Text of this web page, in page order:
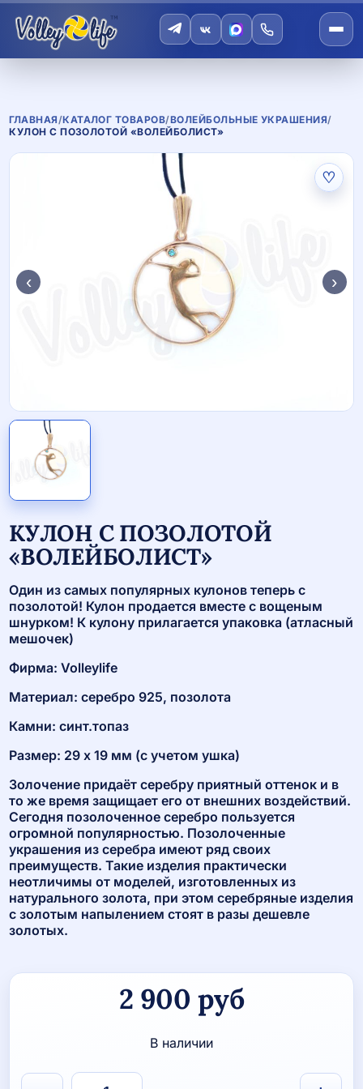
ГЛАВНАЯ/КАТАЛОГ ТОВАРОВ/ВОЛЕЙБОЛЬНЫЕ УКРАШЕНИЯ/
КУЛОН С ПОЗОЛОТОЙ «ВОЛЕЙБОЛИСТ»
♡
‹ ›
КУЛОН С ПОЗОЛОТОЙ
«ВОЛЕЙБОЛИСТ»
Один из самых популярных кулонов теперь с
позолотой! Кулон продается вместе с вощеным
шнурком! К кулону прилагается упаковка (атласный
мешочек)
Фирма: Volleylife
Материал: серебро 925, позолота
Камни: синт.топаз
Размер: 29 х 19 мм (с учетом ушка)
Золочение придаёт серебру приятный оттенок и в
то же время защищает его от внешних воздействий.
Сегодня позолоченное серебро пользуется
огромной популярностью. Позолоченные
украшения из серебра имеют ряд своих
преимуществ. Такие изделия практически
неотличимы от моделей, изготовленных из
натурального золота, при этом серебряные изделия
с золотым напылением стоят в разы дешевле
золотых.
2 900руб
В наличии
Количество